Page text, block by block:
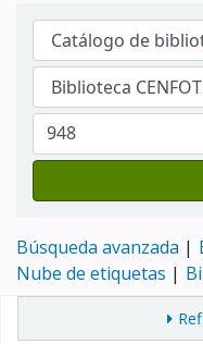
Búsqueda avanzada
Nube de etiquetas